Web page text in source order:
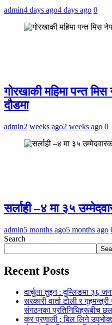
admin4 days ago4 days ago 0
गोरखाकी महिमा पन्त
दौडमा
admin2 weeks ago2 weeks ago 0
सर्लाही –४ मा ३५
admin5 months ago5 months ago
Search
Recent Posts
दार्चुला तुइन : दुम्लिङमा ३६
सरकारी वार्ता टोली र
संगठनका प्रतिनिधिहरूबीच
कर प्रणाली : बिल लिने